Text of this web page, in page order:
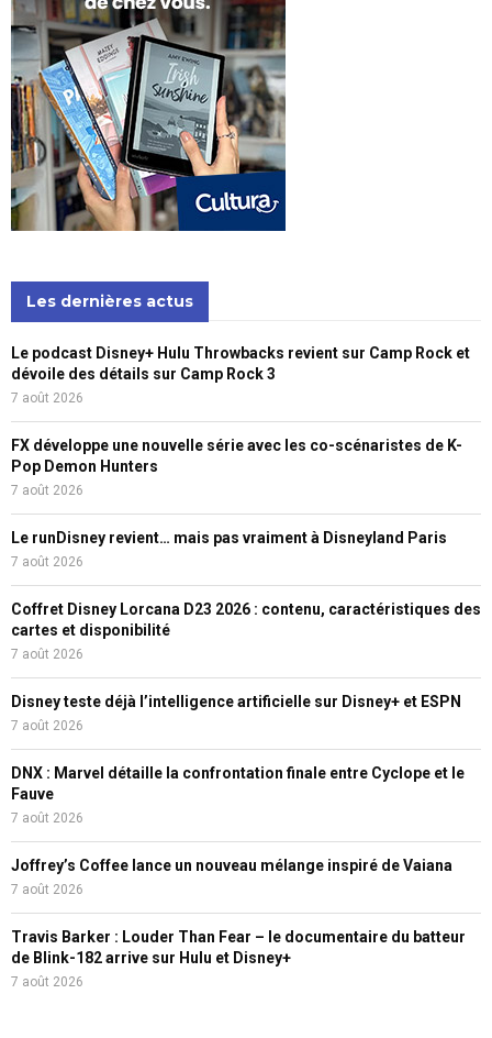
Les dernières actus
Le podcast Disney+ Hulu Throwbacks revient sur Camp Rock et
dévoile des détails sur Camp Rock 3
7 août 2026
FX développe une nouvelle série avec les co-scénaristes de K-
Pop Demon Hunters
7 août 2026
Le runDisney revient… mais pas vraiment à Disneyland Paris
7 août 2026
Coffret Disney Lorcana D23 2026 : contenu, caractéristiques des
cartes et disponibilité
7 août 2026
Disney teste déjà l’intelligence artificielle sur Disney+ et ESPN
7 août 2026
DNX : Marvel détaille la confrontation finale entre Cyclope et le
Fauve
7 août 2026
Joffrey’s Coffee lance un nouveau mélange inspiré de Vaiana
7 août 2026
Travis Barker : Louder Than Fear – le documentaire du batteur
de Blink-182 arrive sur Hulu et Disney+
7 août 2026